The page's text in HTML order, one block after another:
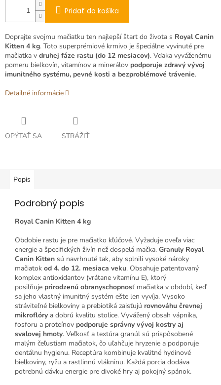
Pridať do košíka
Doprajte svojmu mačiatku ten najlepší štart do života s Royal Canin
Kitten 4 kg. Toto superprémiové krmivo je špeciálne vyvinuté pre
mačiatka v druhej fáze rastu (do 12 mesiacov). Vďaka vyváženému
pomeru bielkovín, vitamínov a minerálov podporuje zdravý vývoj
imunitného systému, pevné kosti a bezproblémové trávenie.
Detailné informácie
OPÝTAŤ SA STRÁŽIŤ
Popis
Podrobný popis
Royal Canin Kitten 4 kg
Obdobie rastu je pre mačiatko kľúčové. Vyžaduje oveľa viac
energie a špecifických živín než dospelá mačka. Granuly Royal
Canin Kitten sú navrhnuté tak, aby splnili vysoké nároky
mačiatok od 4. do 12. mesiaca veku. Obsahuje patentovaný
komplex antioxidantov (vrátane vitamínu E), ktorý
posilňuje prirodzenú obranyschopnosť mačiatka v období, keď
sa jeho vlastný imunitný systém ešte len vyvíja. Vysoko
stráviteľné bielkoviny a prebiotiká zaisťujú rovnováhu črevnej
mikroflóry a dobrú kvalitu stolice. Vyvážený obsah vápnika,
fosforu a proteínov podporuje správny vývoj kostry aj
svalovej hmoty. Veľkosť a textúra granúl sú prispôsobené
malým čeľustiam mačiatok, čo uľahčuje hryzenie a podporuje
dentálnu hygienu. Receptúra kombinuje kvalitné hydinové
bielkoviny, ryžu a rastlinnú vlákninu. Každá porcia dodáva
potrebnú dávku energie pre divoké hry aj pokojný spánok.